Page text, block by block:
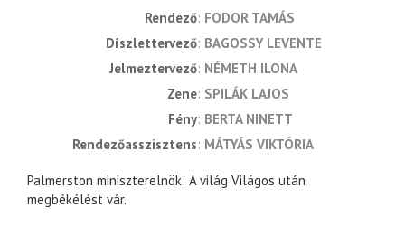
rendező FODOR TAMÁS
díszlettervező BAGOSSY LEVENTE
jelmeztervező NÉMETH ILONA
zene SPILÁK LAJOS
fény BERTA NINETT
rendezőasszisztens MÁTYÁS VIKTÓRIA
Palmerston miniszterelnök: A világ Világos után
megbékélést vár.